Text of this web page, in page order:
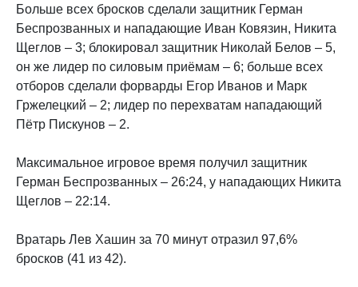
Больше всех бросков сделали защитник Герман
Беспрозванных и нападающие Иван Ковязин, Никита
Щеглов – 3; блокировал защитник Николай Белов – 5,
он же лидер по силовым приёмам – 6; больше всех
отборов сделали форварды Егор Иванов и Марк
Гржелецкий – 2; лидер по перехватам нападающий
Пётр Пискунов – 2.
Максимальное игровое время получил защитник
Герман Беспрозванных – 26:24, у нападающих Никита
Щеглов – 22:14.
Вратарь Лев Хашин за 70 минут отразил 97,6%
бросков (41 из 42).